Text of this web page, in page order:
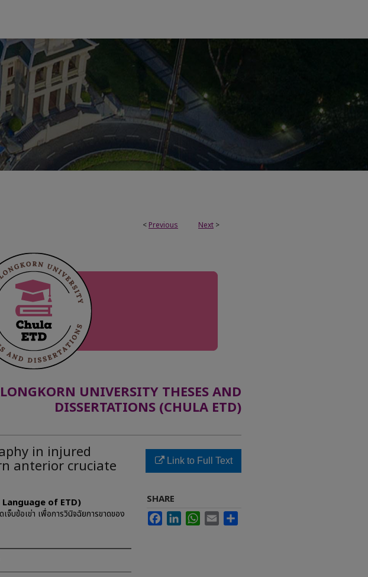
< Previous Next >
UNIVERSITY THESES AND
DISSERTATIONS (CHULA ETD)
in injured
anterior cruciate
of ETD)
จ็บข้อเข่า เพื่อการวินิจฉัยการขาดของ
Link to Full Text
SHARE
FacebookLinkedInWhatsApp
Email